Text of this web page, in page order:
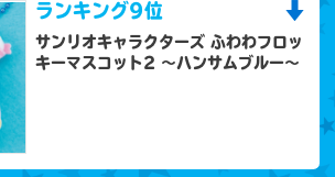
ランキング9位
サンリオキャラクターズ ふわわフロッ
キーマスコット2 ～ハンサムブルー～